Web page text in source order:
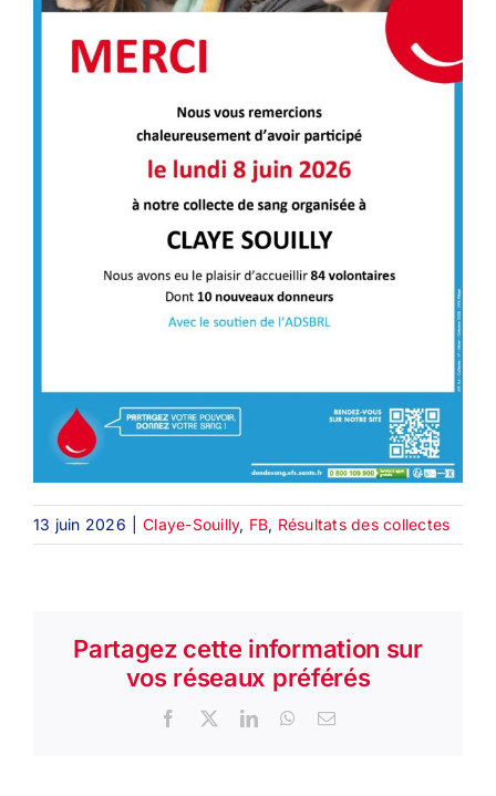
13 juin 2026 Claye-Souilly, FB, Résultats des collectes
Partagez cette information sur
vos réseaux préférés
Facebook
X LinkedInWhatsApp
Email